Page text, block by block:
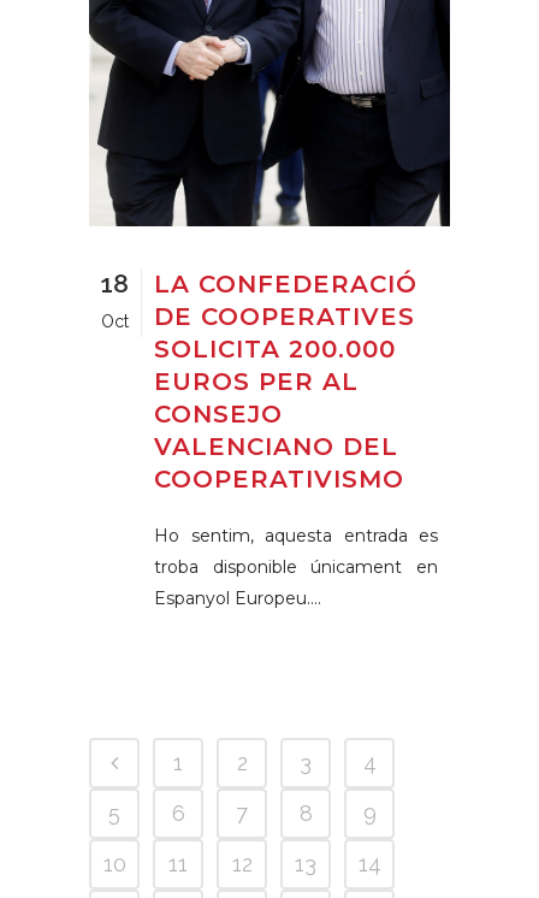
18
Oct
LA CONFEDERACIÓ
DE COOPERATIVES
SOLICITA 200.000
EUROS PER AL
CONSEJO
VALENCIANO DEL
COOPERATIVISMO
Ho sentim, aquesta entrada es
troba disponible únicament en
Espanyol Europeu....
1 2 3
4
5
6 7 8
9
10
11 12 13
14